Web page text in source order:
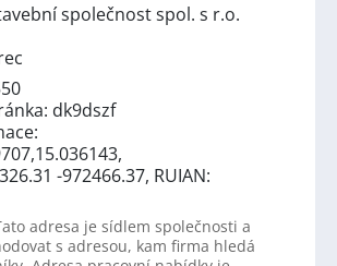
společnost spol. s r.o.
dk9dszf
-972466.37, RUIAN:
adresa je sídlem společnosti a
s adresou, kam firma hledá